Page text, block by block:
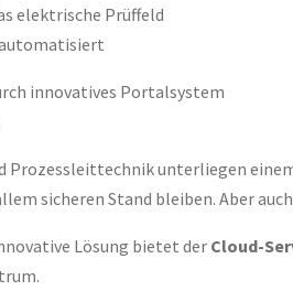
elektrische Prüffeld
innovatives Portalsystem
Prozessleittechnik unterliegen
sicheren Stand bleiben. Aber
Lösung bietet der Cloud-